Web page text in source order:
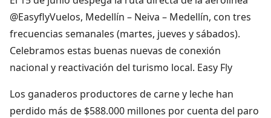
@EasyflyVuelos, Medellín – Neiva – Medellín, con tres
frecuencias semanales (martes, jueves y sábados).
Celebramos estas buenas nuevas de conexión
nacional y reactivación del turismo local. Easy Fly
Los ganaderos productores de carne y leche han
perdido más de $588.000 millones por cuenta del paro